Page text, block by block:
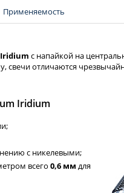
Применяемость
с напайкой на
свечи отличаются
Iridium
с никелевыми;
всего 0,6 мм для